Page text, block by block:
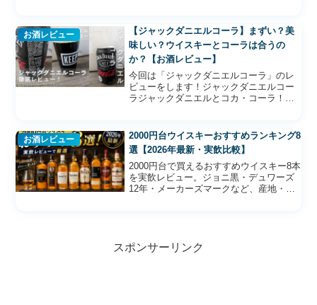
お酒レビュー
【ジャックダニエルコーラ】まずい？美
味しい？ウイスキーとコーラは合うの
か？【お酒レビュー】
今回は「ジャックダニエルコーラ」のレ
ビューをします！ジャックダニエルコー
ラジャックダニエルとコカ・コーラ！お
す。ウイスキーとコーラってあまり飲ん
だことがないです！ジャック...
お酒レビュー
2000円台ウイスキーおすすめランキング8
選【2026年最新・実飲比較】
2000円台で買えるおすすめウイスキー8本
を実飲レビュー。ジョニ黒・デュワーズ
12年・メーカーズマークなど、産地・味
スポンサーリンク